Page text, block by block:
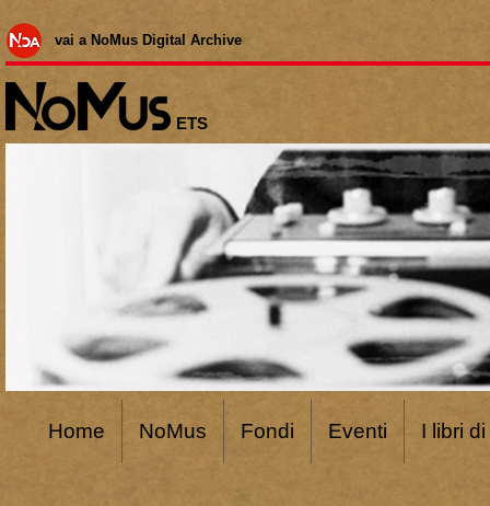
Home NoMus Fondi Eventi I libri
vai a NoMus Digital Archive
ETS